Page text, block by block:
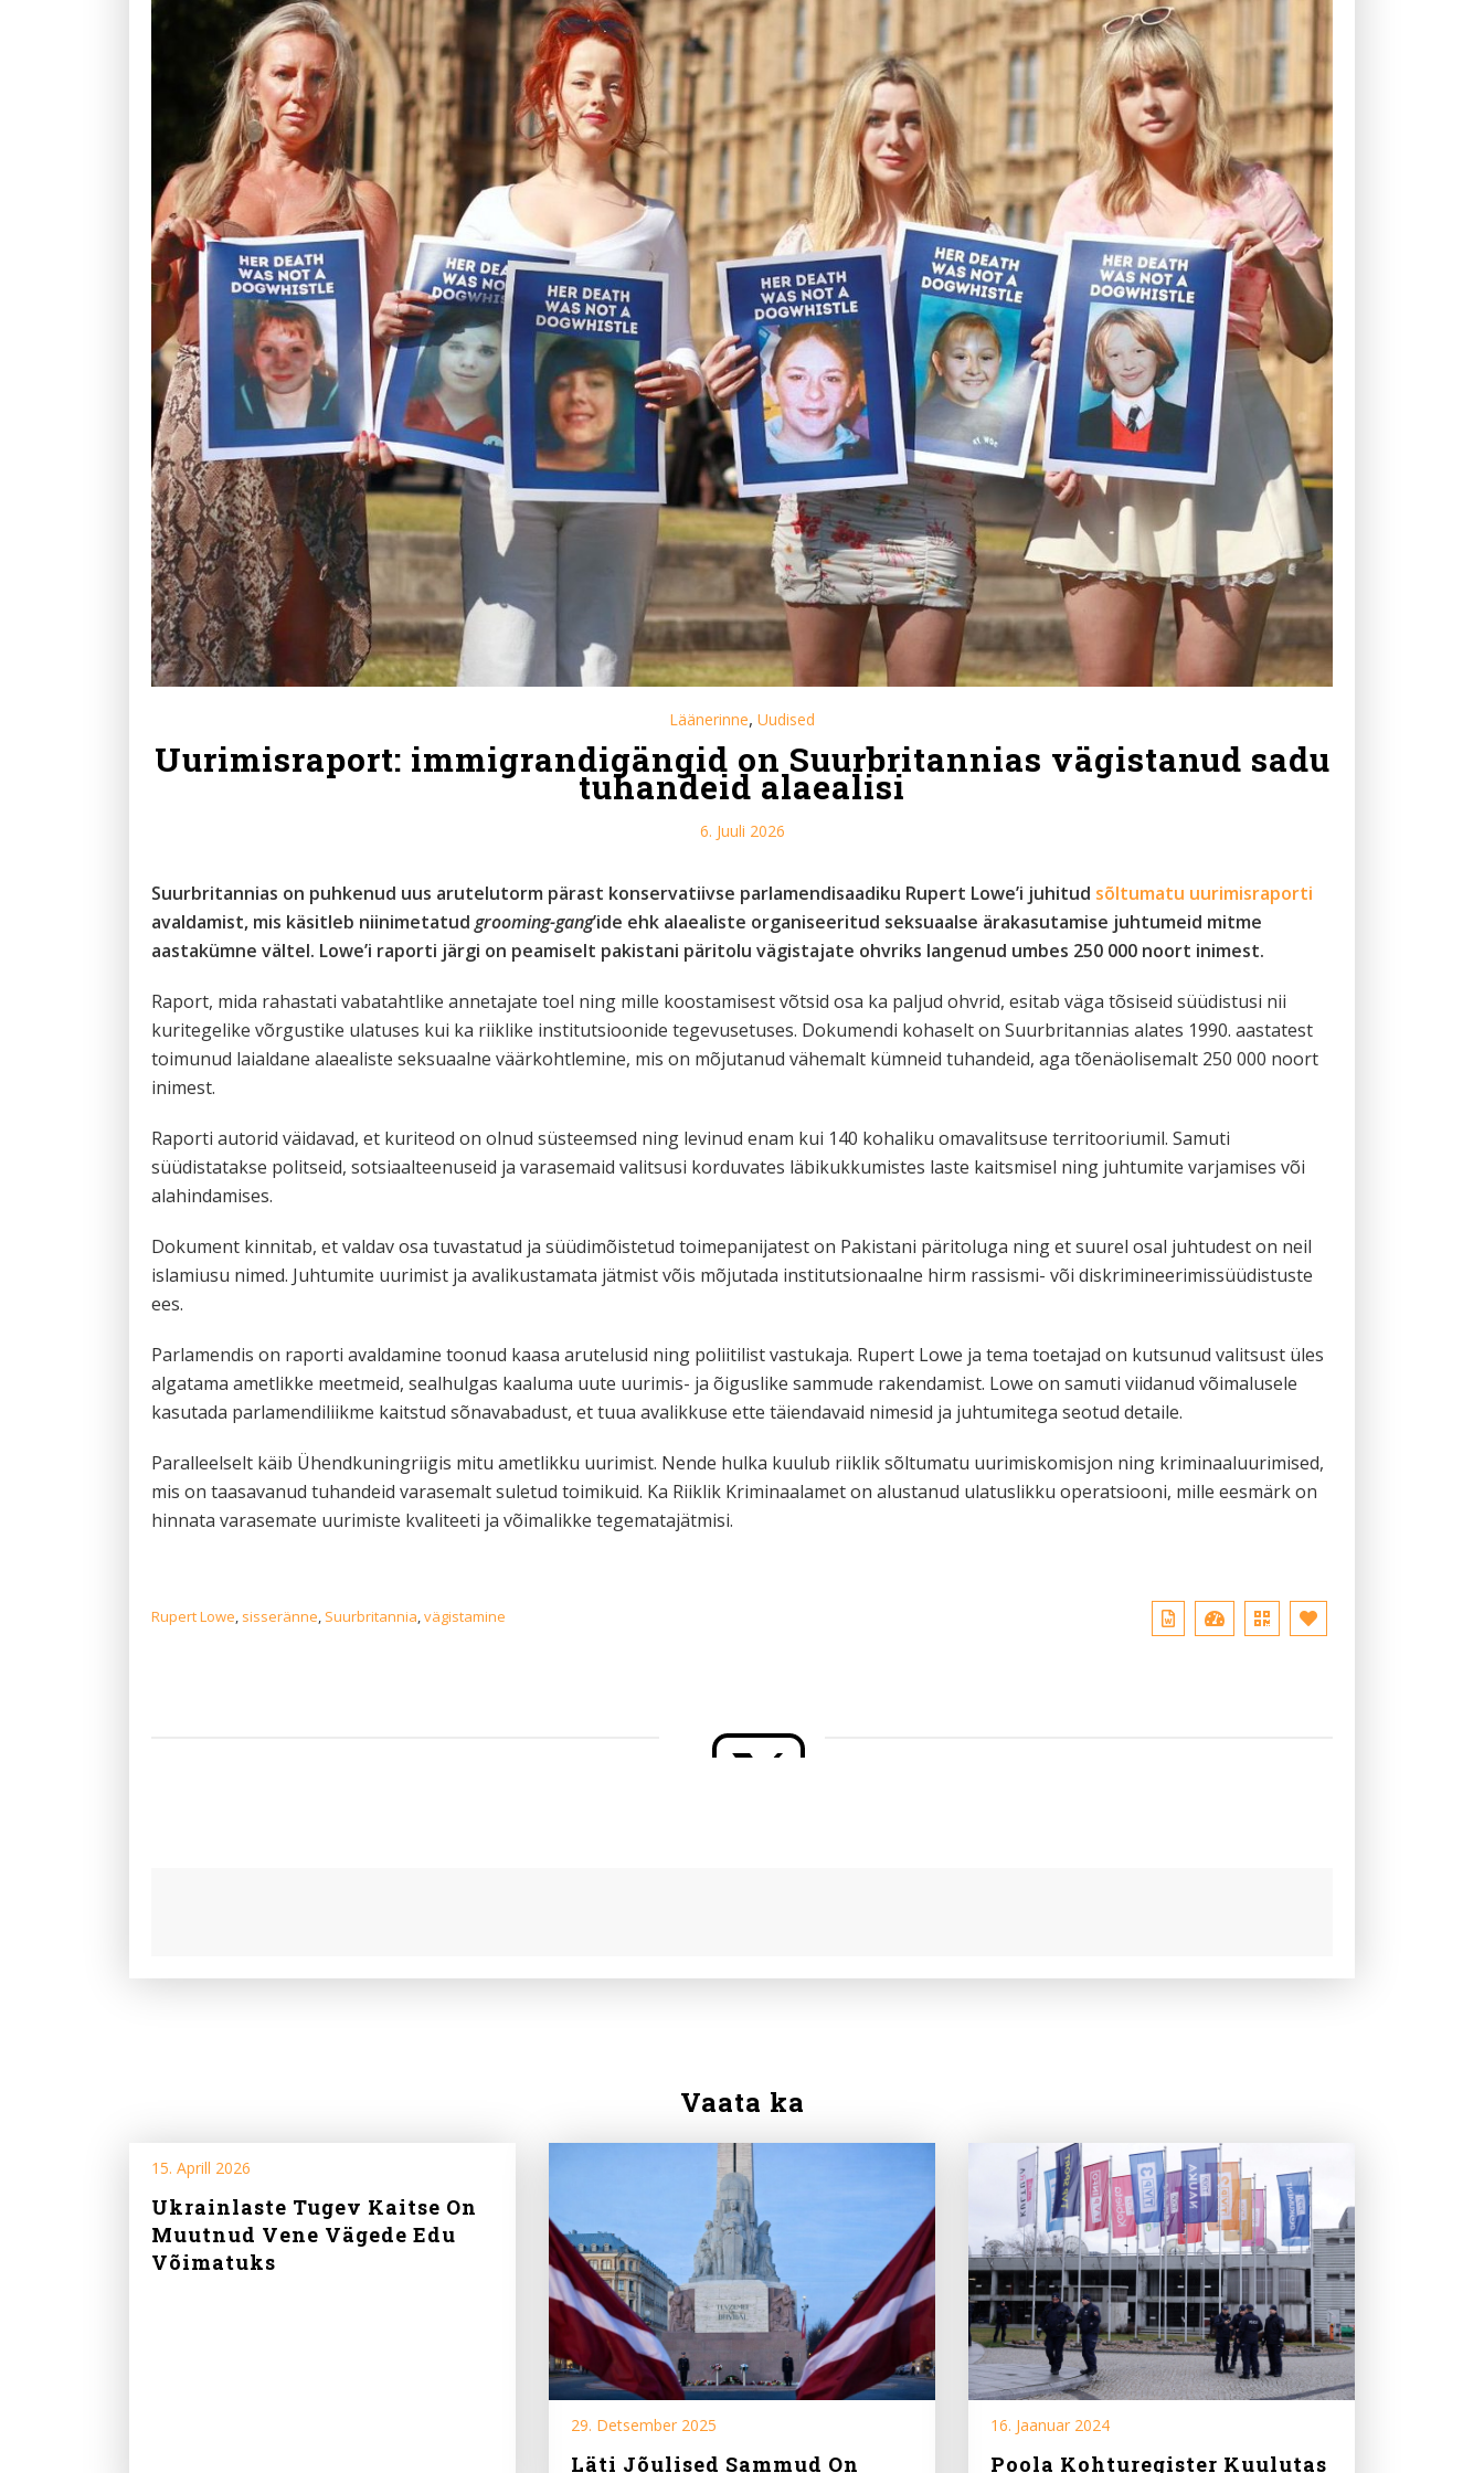
Läänerinne, Uudised
Uurimisraport: immigrandigängid on Suurbritannias vägistanud sadu
tuhandeid alaealisi
6. Juuli 2026
Suurbritannias on puhkenud uus arutelutorm pärast konservatiivse parlamendisaadiku Rupert Lowe’i juhitud sõltumatu uurimisraporti
avaldamist, mis käsitleb niinimetatud grooming-gang’ide ehk alaealiste organiseeritud seksuaalse ärakasutamise juhtumeid mitme
aastakümne vältel. Lowe’i raporti järgi on peamiselt pakistani päritolu vägistajate ohvriks langenud umbes 250 000 noort inimest.
Raport, mida rahastati vabatahtlike annetajate toel ning mille koostamisest võtsid osa ka paljud ohvrid, esitab väga tõsiseid süüdistusi nii
kuritegelike võrgustike ulatuses kui ka riiklike institutsioonide tegevusetuses. Dokumendi kohaselt on Suurbritannias alates 1990. aastatest
toimunud laialdane alaealiste seksuaalne väärkohtlemine, mis on mõjutanud vähemalt kümneid tuhandeid, aga tõenäolisemalt 250 000 noort
inimest.
Raporti autorid väidavad, et kuriteod on olnud süsteemsed ning levinud enam kui 140 kohaliku omavalitsuse territooriumil. Samuti
süüdistatakse politseid, sotsiaalteenuseid ja varasemaid valitsusi korduvates läbikukkumistes laste kaitsmisel ning juhtumite varjamises või
alahindamises.
Dokument kinnitab, et valdav osa tuvastatud ja süüdimõistetud toimepanijatest on Pakistani päritoluga ning et suurel osal juhtudest on neil
islamiusu nimed. Juhtumite uurimist ja avalikustamata jätmist võis mõjutada institutsionaalne hirm rassismi- või diskrimineerimissüüdistuste
ees.
Parlamendis on raporti avaldamine toonud kaasa arutelusid ning poliitilist vastukaja. Rupert Lowe ja tema toetajad on kutsunud valitsust üles
algatama ametlikke meetmeid, sealhulgas kaaluma uute uurimis- ja õiguslike sammude rakendamist. Lowe on samuti viidanud võimalusele
kasutada parlamendiliikme kaitstud sõnavabadust, et tuua avalikkuse ette täiendavaid nimesid ja juhtumitega seotud detaile.
Paralleelselt käib Ühendkuningriigis mitu ametlikku uurimist. Nende hulka kuulub riiklik sõltumatu uurimiskomisjon ning kriminaaluurimised,
mis on taasavanud tuhandeid varasemalt suletud toimikuid. Ka Riiklik Kriminaalamet on alustanud ulatuslikku operatsiooni, mille eesmärk on
hinnata varasemate uurimiste kvaliteeti ja võimalikke tegematajätmisi.
Rupert Lowe, sisseränne, Suurbritannia,vägistamine
Vaata ka
15. Aprill 2026
Ukrainlaste Tugev Kaitse On
Muutnud Vene Vägede Edu
Võimatuks
29. Detsember 2025
Läti Jõulised Sammud On
16. Jaanuar 2024
Poola Kohturegister Kuulutas